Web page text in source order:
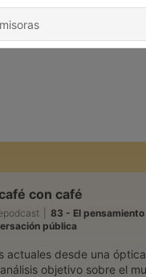
con café
83 - El
pública
actuales desde una
objetivo sobre el